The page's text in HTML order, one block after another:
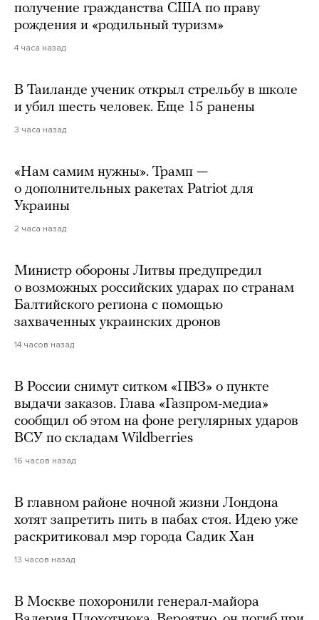
получение гражданства США по праву
рождения и «родильный туризм»
4 часа назад
В Таиланде ученик открыл стрельбу в школе
и убил шесть человек. Еще 15 ранены
3 часа назад
«Нам самим нужны». Трамп —
о дополнительных ракетах Patriot для
Украины
2 часа назад
Министр обороны Литвы предупредил
о возможных российских ударах по странам
Балтийского региона с помощью
захваченных украинских дронов
14 часов назад
В России снимут ситком «ПВЗ» о пункте
выдачи заказов. Глава «Газпром-медиа»
сообщил об этом на фоне регулярных ударов
ВСУ по складам Wildberries
16 часов назад
В главном районе ночной жизни Лондона
хотят запретить пить в пабах стоя. Идею уже
раскритиковал мэр города Садик Хан
13 часов назад
В Москве похоронили генерал-майора